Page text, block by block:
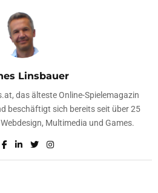
Linsbauer
das älteste Online-Spielemagazin
beschäftigt sich bereits seit über 25
Multimedia und Games.